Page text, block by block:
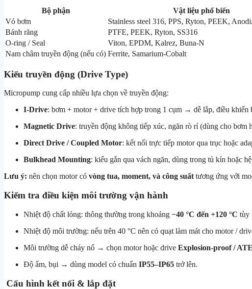
Bộ phận Vật liệu phổ biến
Vỏ bơm
Stainless steel 316, PPS, Ryton, PEEK,
Bánh răng
PTFE, PEEK, Ryton, SS316
O-ring / Seal
Viton, EPDM, Kalrez, Buna-N
Nam châm truyền động (nếu có) Ferrite, Samarium-Cobalt
Kiểu truyền động (Drive Type)
Micropump cung cấp nhiều lựa chọn về truyền động:
I-Drive: bơm + motor + drive tích hợp trong 1 cụm → dễ lắp, điều khiển
Magnetic Drive: truyền động không tiếp xúc, ngăn rò rỉ (dùng cho bơm
Direct Drive / Coupled Motor: kết nối trực tiếp motor qua trục hoặc
Bulkhead Mounting: kiểu gắn qua vách ngăn, dùng trong tủ kín hoặc
Lưu ý: nên chọn motor có vòng tua, moment, và công suấttương ứng với
Kiểm tra điều kiện môi trường vận hành
Nhiệt độ chất lỏng: thông thường trong khoảng −40 °C đến +120 °C tùy
Nhiệt độ môi trường: nếu trên 40 °C nên có quạt làm mát cho motor /
Môi trường dễ cháy nổ → chọn motor hoặc drive Explosion-proof /
Độ ẩm, bụi → dùng model có chuẩn IP55–IP65 trở lên.
Cấu hình kết nối & lắp đặt